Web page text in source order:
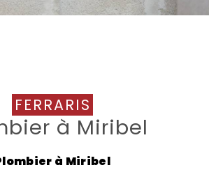
FERRARIS
à Miribel
Plombier à Miribel